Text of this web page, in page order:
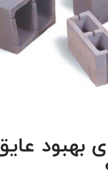
بهبود